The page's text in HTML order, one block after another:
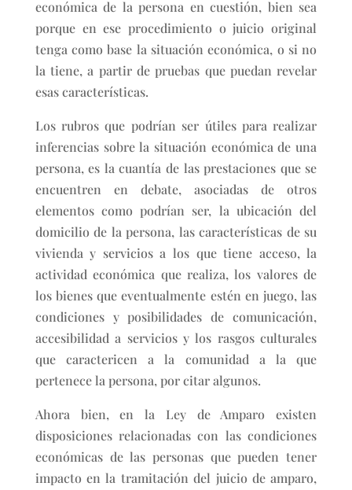
económica de la persona en cuestión, bien sea
porque en ese procedimiento o juicio original
tenga como base la situación económica, o si no
la tiene, a partir de pruebas que puedan revelar
esas características.
Los rubros que podrían ser útiles para realizar
inferencias sobre la situación económica de una
persona, es la cuantía de las prestaciones que se
encuentren en debate, asociadas de otros
elementos como podrían ser, la ubicación del
domicilio de la persona, las características de su
vivienda y servicios a los que tiene acceso, la
actividad económica que realiza, los valores de
los bienes que eventualmente estén en juego, las
condiciones y posibilidades de comunicación,
accesibilidad a servicios y los rasgos culturales
que caractericen a la comunidad a la que
pertenece la persona, por citar algunos.
Ahora bien, en la Ley de Amparo existen
disposiciones relacionadas con las condiciones
económicas de las personas que pueden tener
impacto en la tramitación del juicio de amparo,